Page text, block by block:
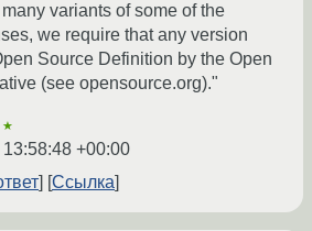
variants of some of the
we require that any version
Source Definition by the Open
(see opensource.org)."
+00:00
Ссылка